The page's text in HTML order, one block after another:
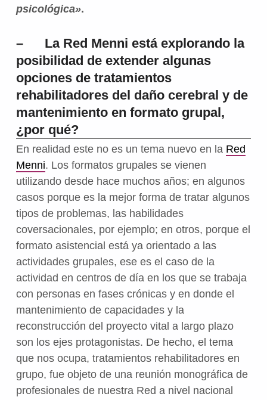
psicológica».
– La Red Menni está explorando la
posibilidad de extender algunas
opciones de tratamientos
rehabilitadores del daño cerebral y de
mantenimiento en formato grupal,
¿por qué?
En realidad este no es un tema nuevo en la Red
Menni. Los formatos grupales se vienen
utilizando desde hace muchos años; en algunos
casos porque es la mejor forma de tratar algunos
tipos de problemas, las habilidades
coversacionales, por ejemplo; en otros, porque el
formato asistencial está ya orientado a las
actividades grupales, ese es el caso de la
actividad en centros de día en los que se trabaja
con personas en fases crónicas y en donde el
mantenimiento de capacidades y la
reconstrucción del proyecto vital a largo plazo
son los ejes protagonistas. De hecho, el tema
que nos ocupa, tratamientos rehabilitadores en
grupo, fue objeto de una reunión monográfica de
profesionales de nuestra Red a nivel nacional